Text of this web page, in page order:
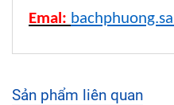
Emal:
Sản phẩm liên quan